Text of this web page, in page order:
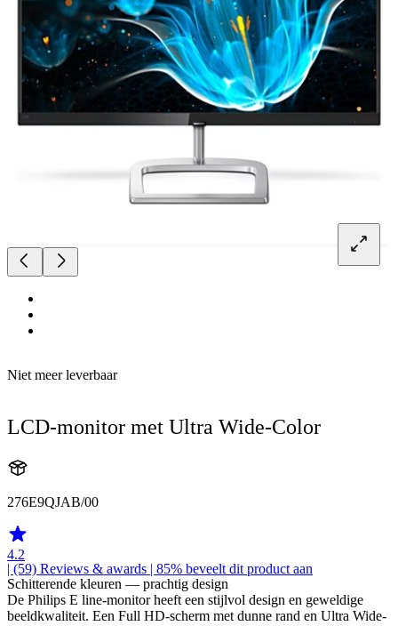
Niet meer leverbaar
LCD-monitor met Ultra Wide-Color
276E9QJAB/00
4.2
| (59) Reviews & awards | 85% beveelt dit product aan
Schitterende kleuren — prachtig design
De Philips E line-monitor heeft een stijlvol design en geweldige
beeldkwaliteit. Een Full HD-scherm met dunne rand en Ultra Wide-